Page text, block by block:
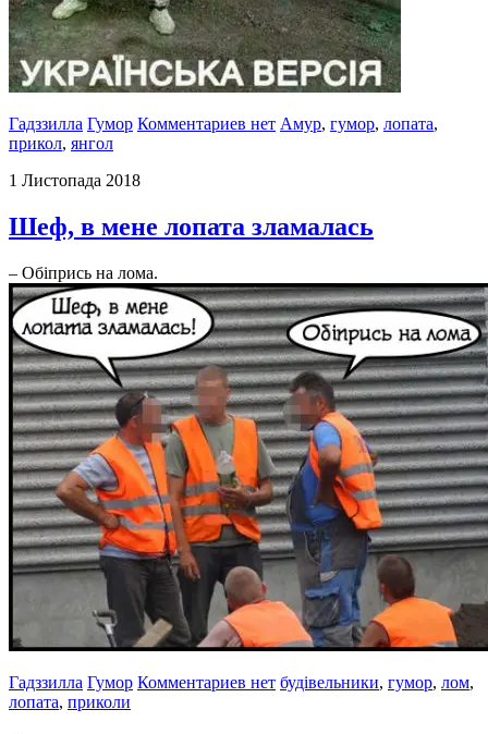
Гадззилла Гумор Комментариев нет Амур, гумор, лопата,
прикол, янгол
1 Листопада 2018
Шеф, в мене лопата зламалась
– Обіпрись на лома.
Гадззилла Гумор Комментариев нет будівельники, гумор, лом,
лопата, приколи